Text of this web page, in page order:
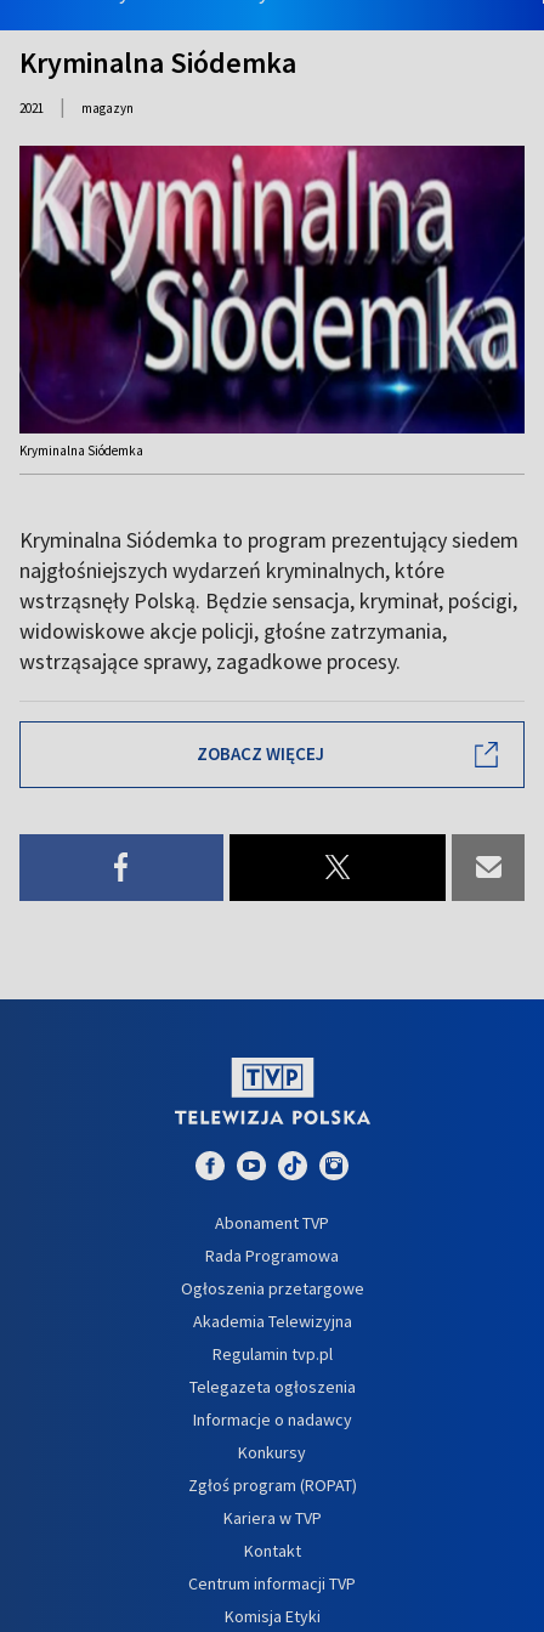
Kryminalna Siódemka
2021 | magazyn
Kryminalna Siódemka
Kryminalna Siódemka to program prezentujący siedem
najgłośniejszych wydarzeń kryminalnych, które
wstrząsnęły Polską. Będzie sensacja, kryminał, pościgi,
widowiskowe akcje policji, głośne zatrzymania,
wstrząsające sprawy, zagadkowe procesy.
ZOBACZ WIĘCEJ
Abonament TVP
Rada Programowa
Ogłoszenia przetargowe
Akademia Telewizyjna
Regulamin tvp.pl
Telegazeta ogłoszenia
Informacje o nadawcy
Konkursy
Zgłoś program (ROPAT)
Kariera w TVP
Kontakt
Centrum informacji TVP
Komisja Etyki